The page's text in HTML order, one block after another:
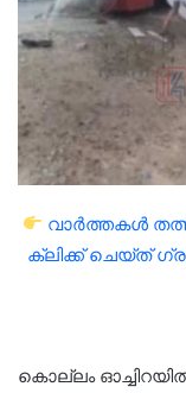
വാർത്തകൾ
ക്ലിക്ക് ചെയ്ത്
കൊല്ലം